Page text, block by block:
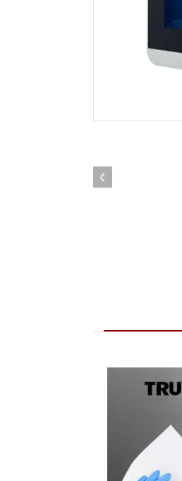
Ordenador
Tableta
Controlador